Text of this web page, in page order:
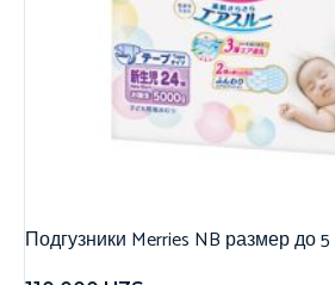
Подгузники Merries NB размер до 5